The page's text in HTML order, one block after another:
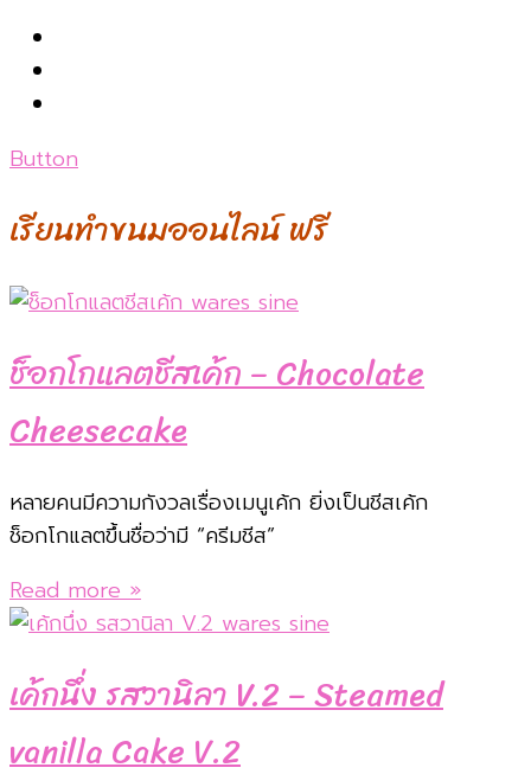
Button
เรียนทำขนมออนไลน์ ฟรี
ช็อกโกแลตชีสเค้ก – Chocolate
Cheesecake
หลายคนมีความกังวลเรื่องเมนูเค้ก ยิ่งเป็นชีสเค้ก
ช็อกโกแลตขึ้นชื่อว่ามี “ครีมชีส”
Read more »
เค้กนึ่ง รสวานิลา V.2 – Steamed
vanilla Cake V.2